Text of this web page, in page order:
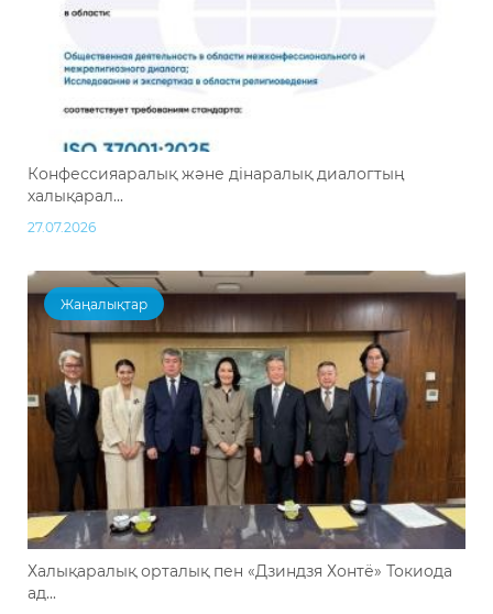
Конфессияаралық және дінаралық диалогтың
халықарал...
27.07.2026
Жаңалықтар
Халықаралық орталық пен «Дзиндзя Хонтё» Токиода
ад...